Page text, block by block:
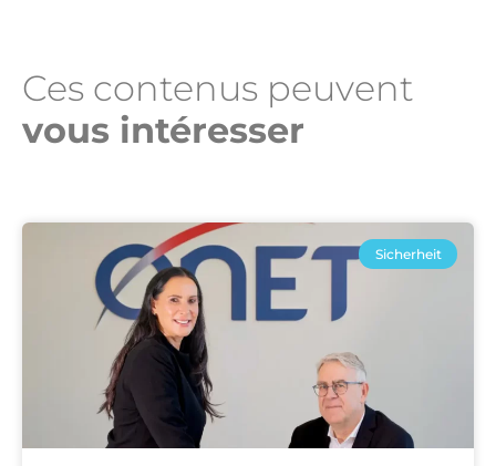
Ces contenus peuvent
vous intéresser​
Sicherheit